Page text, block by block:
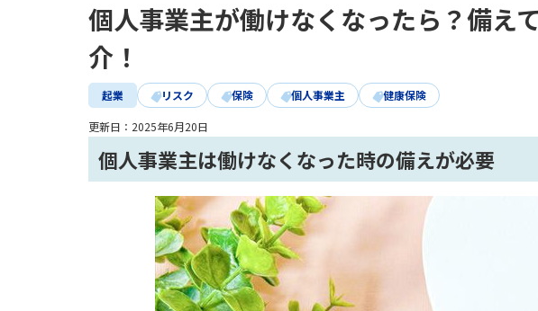
個人事業主が働けなくなったら？備え
介！
起業 リスク 保険 個人事業主 健康保険
更新日： 2025年6月20日
個人事業主は働けなくなった時の備えが必要